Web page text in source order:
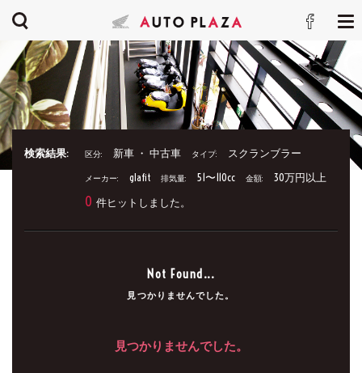
検索結果: 区分: 新車 ・ 中古車 タイプ: スクランブラー
メーカー: glafit 排気量: 51〜110cc 金額: 30万円以上
0 件ヒットしました。
Not Found...
見つかりませんでした。
見つかりませんでした。